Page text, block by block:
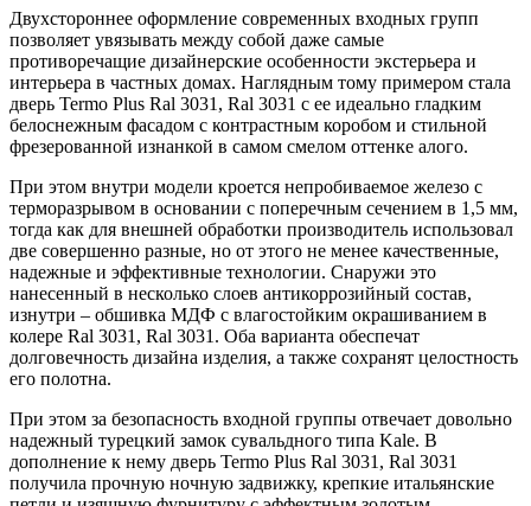
Двухстороннее оформление современных входных групп
позволяет увязывать между собой даже самые
противоречащие дизайнерские особенности экстерьера и
интерьера в частных домах. Наглядным тому примером стала
дверь Termo Plus Ral 3031, Ral 3031 с ее идеально гладким
белоснежным фасадом с контрастным коробом и стильной
фрезерованной изнанкой в самом смелом оттенке алого.
При этом внутри модели кроется непробиваемое железо с
терморазрывом в основании с поперечным сечением в 1,5 мм,
тогда как для внешней обработки производитель использовал
две совершенно разные, но от этого не менее качественные,
надежные и эффективные технологии. Снаружи это
нанесенный в несколько слоев антикоррозийный состав,
изнутри – обшивка МДФ с влагостойким окрашиванием в
колере Ral 3031, Ral 3031. Оба варианта обеспечат
долговечность дизайна изделия, а также сохранят целостность
его полотна.
При этом за безопасность входной группы отвечает довольно
надежный турецкий замок сувальдного типа Kale. В
дополнение к нему дверь Termo Plus Ral 3031, Ral 3031
получила прочную ночную задвижку, крепкие итальянские